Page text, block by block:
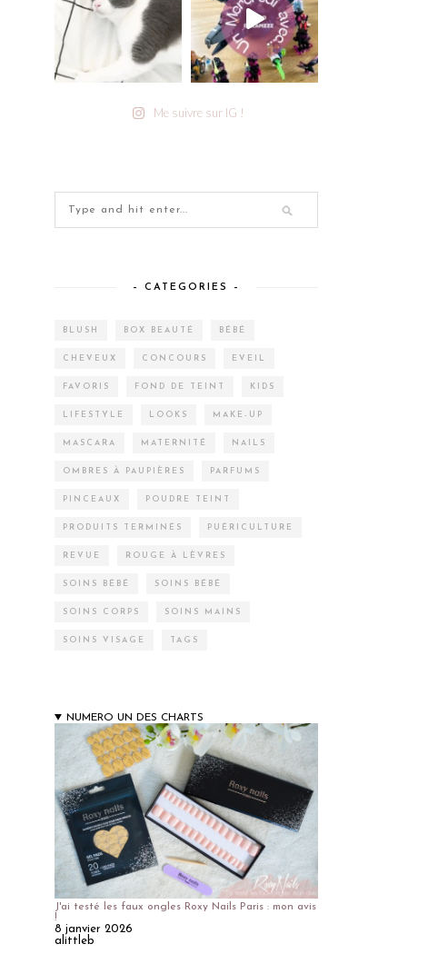
Me suivre sur IG !
– CATEGORIES –
BLUSH BOX BEAUTÉ BÉBÉ
CHEVEUX CONCOURS EVEIL
FAVORIS FOND DE TEINT KIDS
LIFESTYLE LOOKS MAKE-UP
MASCARA MATERNITÉ NAILS
OMBRES À PAUPIÈRES PARFUMS
PINCEAUX POUDRE TEINT
PRODUITS TERMINÉS PUÉRICULTURE
REVUE ROUGE À LÈVRES
SOINS BÉBÉ SOINS BÉBÉ
SOINS CORPS SOINS MAINS
SOINS VISAGE TAGS
NUMERO UN DES CHARTS
J'ai testé les faux ongles Roxy Nails Paris : mon avis
!
8 janvier 2026
alittleb